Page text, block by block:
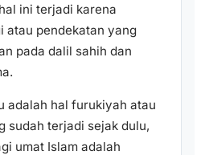
ini terjadi karena
atau pendekatan yang
pada dalil sahih dan
adalah hal furukiyah atau
sudah terjadi sejak dulu,
umat Islam adalah